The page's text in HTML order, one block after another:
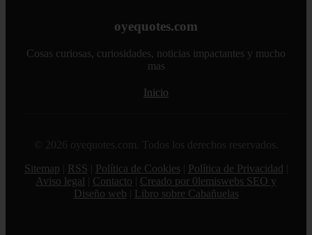
oyequotes.com
Cosas curiosas, curiosidades, noticias impactantes y mucho
mas
Inicio
© 2026 oyequotes.com. Todos los derechos reservados.
Sitemap
RSS Política de Cookies Política de Privacidad
Aviso legal
Contacto
Creado por 0lemiswebs SEO y
Diseño web
Libro sobre Cabañuelas